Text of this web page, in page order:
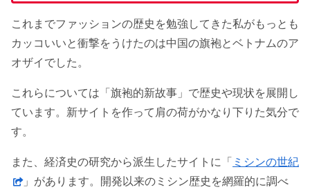
これまでファッションの歴史を勉強してきた私がもっとも
カッコいいと衝撃をうけたのは中国の旗袍とベトナムのア
オザイでした。
これらについては「旗袍的新故事」で歴史や現状を展開し
ています。新サイトを作って肩の荷がかなり下りた気分で
す。
また、経済史の研究から派生したサイトに「 ミシンの世紀
」があります。開発以来のミシン歴史を網羅的に調べ